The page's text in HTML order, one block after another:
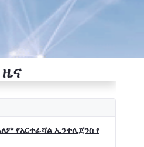
የአርተፊሻል ኢንተሊጀንስ የትብብር